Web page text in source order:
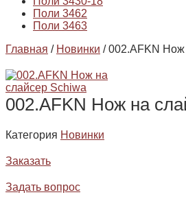
Поли 3462
Поли 3463
Главная / Новинки / 002.AFKN Нож
002.AFKN Нож на
Категория Новинки
Заказать
Задать вопрос